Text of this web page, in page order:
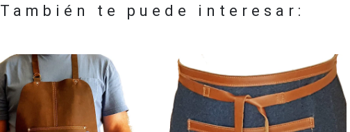
También te puede interesar: